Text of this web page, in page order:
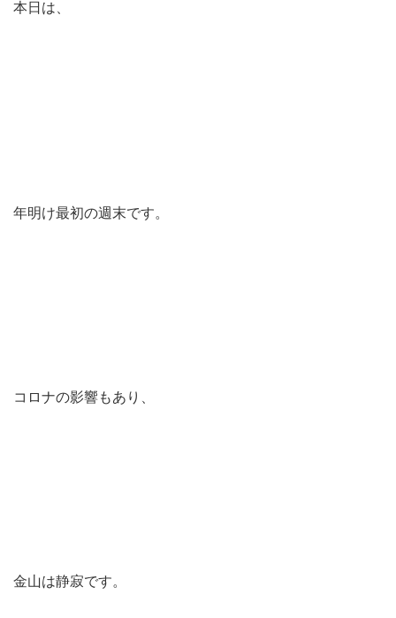
本日は、
年明け最初の週末です。
コロナの影響もあり、
金山は静寂です。